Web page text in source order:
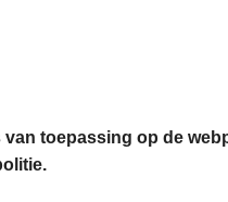
van toepassing op de